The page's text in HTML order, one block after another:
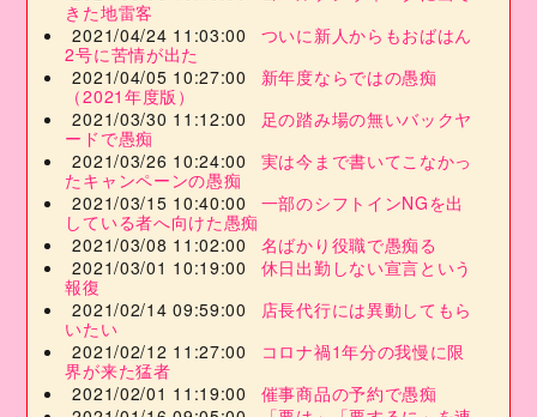
きた地雷客
2021/04/24 11:03:00
ついに新人からもおばはん
2号に苦情が出た
2021/04/05 10:27:00
新年度ならではの愚痴
（2021年度版）
2021/03/30 11:12:00
足の踏み場の無いバックヤ
ードで愚痴
2021/03/26 10:24:00
実は今まで書いてこなかっ
たキャンペーンの愚痴
2021/03/15 10:40:00
一部のシフトインNGを出
している者へ向けた愚痴
2021/03/08 11:02:00
名ばかり役職で愚痴る
2021/03/01 10:19:00
休日出勤しない宣言という
報復
2021/02/14 09:59:00
店長代行には異動してもら
いたい
2021/02/12 11:27:00
コロナ禍1年分の我慢に限
界が来た猛者
2021/02/01 11:19:00
催事商品の予約で愚痴